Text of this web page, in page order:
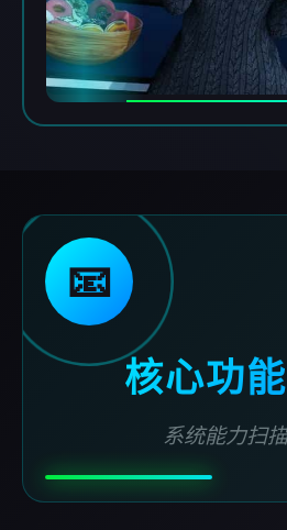
📧
核心功
系统能力扫